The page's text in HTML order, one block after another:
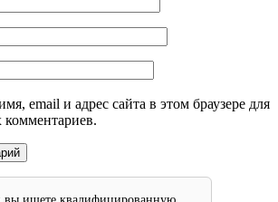
email и адрес сайта в этом браузере для